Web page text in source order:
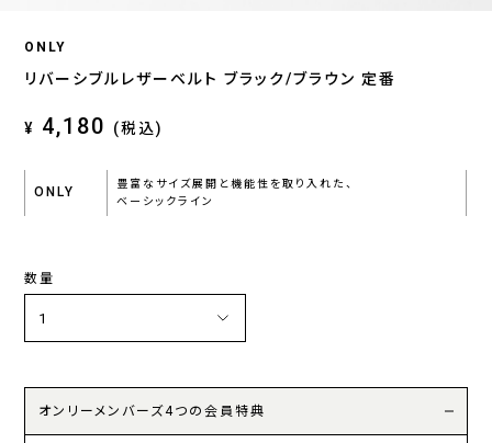
ONLY
リバーシブルレザーベルト ブラック/ブラウン 定番
¥ 4,180 (税込)
ONLY
豊富なサイズ展開と機能性を取り入れた、
ベーシックライン
数量
オンリーメンバーズ4つの会員特典